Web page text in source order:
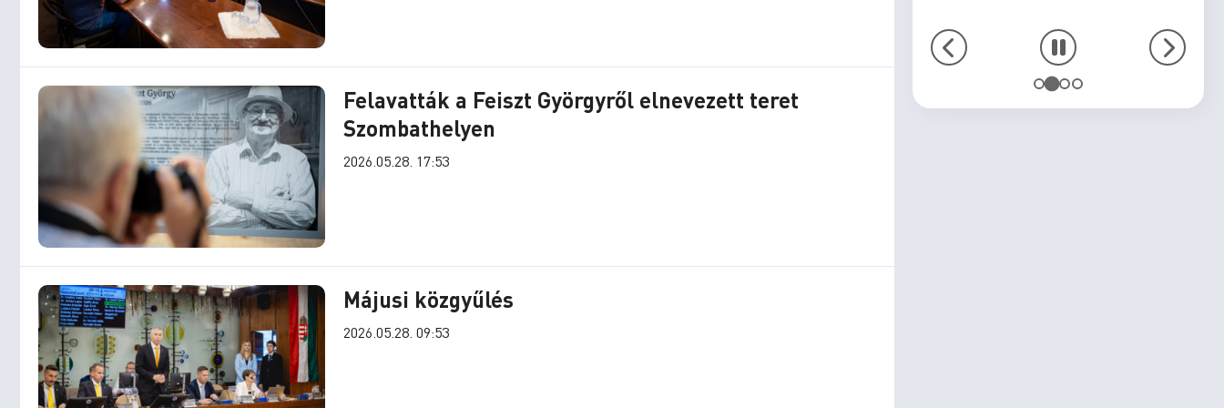
Felavatták a Feiszt Györgyről elnevezett teret
Szombathelyen
2026.05.28. 17:53
Májusi közgyűlés
2026.05.28. 09:53